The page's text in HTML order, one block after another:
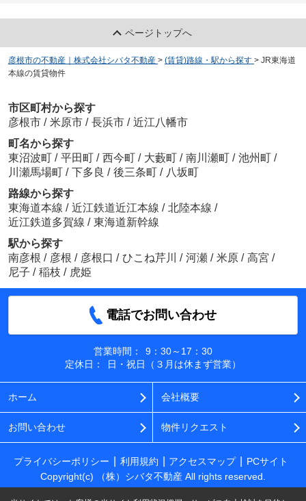
ページトップへ
彦根市の不動産｜株式会社シバタ不動産 > (賃貸)路線・駅から探す > JR東海道
本線の賃貸物件
市区町村から探す
彦根市 / 米原市 / 長浜市 / 近江八幡市
町名から探す
東沼波町 / 平田町 / 西今町 / 大藪町 / 南川瀬町 / 池州町 /
川瀬馬場町 / 下多良 / 後三条町 / 八坂町
路線から探す
東海道本線 / 近江鉄道近江本線 / 北陸本線 /
近江鉄道多賀線 / 東海道新幹線
駅から探す
南彦根 / 彦根 / 彦根口 / ひこね芹川 / 河瀬 / 米原 / 高宮 /
尼子 / 稲枝 / 虎姫
電話でお問い合わせ
営業時間：
9：30～17：30
定休日：
日・祝日（３月は休まず営業）
ホーム 会社概要
お問い合わせ 物件リクエスト
プライバシーポリシー 利用規約 アクセスマップ
PCサイト
Copyright(c) （株）シバタ不動産 All rights reserved.